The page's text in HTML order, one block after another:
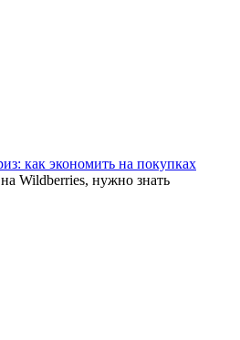
как экономить на покупках
Wildberries, нужно знать